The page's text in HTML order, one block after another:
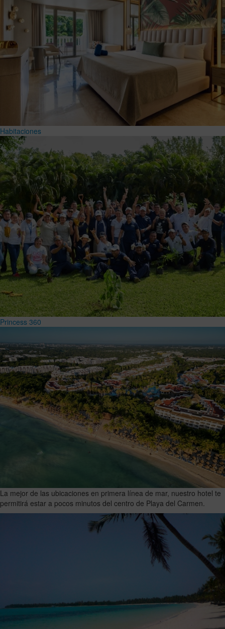
Habitaciones
Princess 360
La mejor de las ubicaciones en primera línea de mar, nuestro hotel te
permitirá estar a pocos minutos del centro de Playa del Carmen.